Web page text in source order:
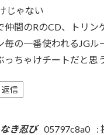
じゃない
仲間のRのCD、トリン
毎の一番使われるJGル
っちゃけチートだと思う
返信
き忍び 05797c8a0 :